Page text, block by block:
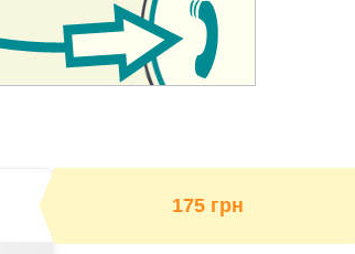
175 грн